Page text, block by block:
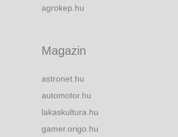
agrokep.hu
Magazin
astronet.hu
automotor.hu
lakaskultura.hu
gamer.origo.hu